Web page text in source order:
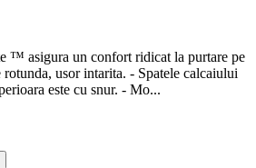
™ asigura un confort ridicat la purtare pe
usor intarita. - Spatele calcaiului
este cu snur. - Mo...